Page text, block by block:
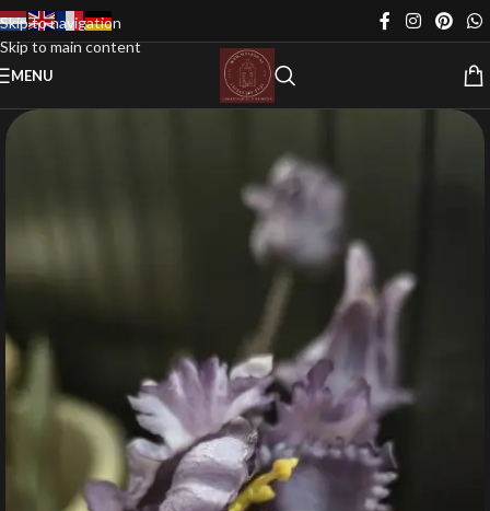
Skip to navigation
Skip to main content
MENU